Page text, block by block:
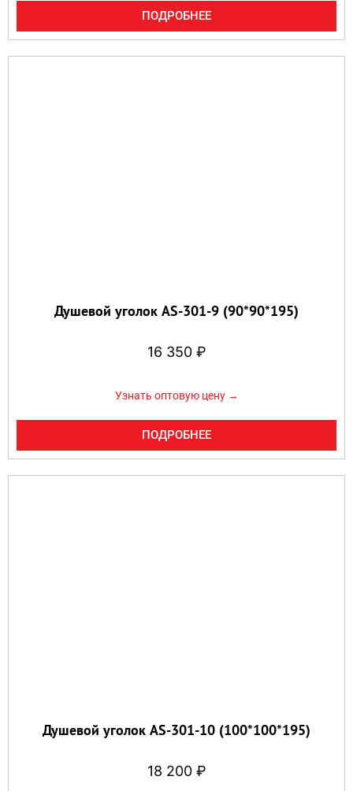
ПОДРОБНЕЕ
Душевой уголок AS-301-9 (90*90*195)
16 350 ₽
Узнать оптовую цену →
ПОДРОБНЕЕ
Душевой уголок AS-301-10 (100*100*195)
18 200 ₽